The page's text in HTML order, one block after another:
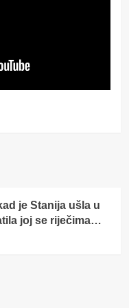
je Stanija ušla u
joj se riječima…